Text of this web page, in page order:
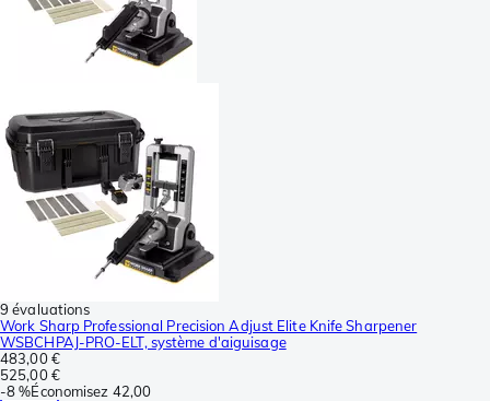
9 évaluations
Work Sharp Professional Precision Adjust Elite Knife Sharpener
WSBCHPAJ-PRO-ELT, système d'aiguisage
483,00 €
525,00 €
-8 %Économisez 42,00